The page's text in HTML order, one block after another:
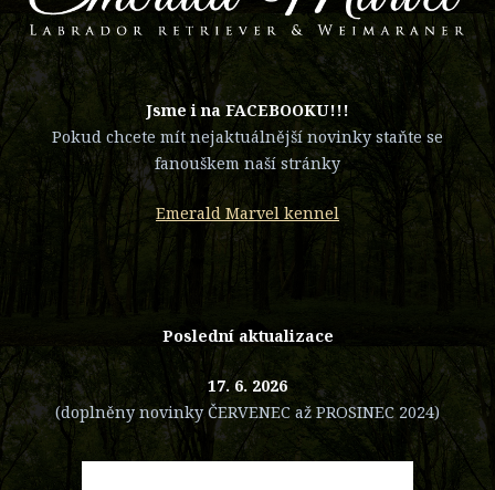
​Jsme i na FACEBOOKU!!!
Pokud chcete mít nejaktuálnější novinky staňte se
fanouškem naší stránky
Emerald Marvel kennel
Poslední aktualizace
17. 6. 2026
(doplněny novinky ČERVENEC až PROSINEC 2024)